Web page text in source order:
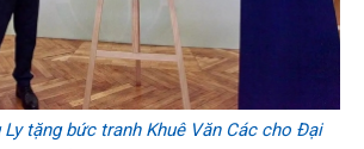
tặng bức tranh Khuê Văn Các cho Đại